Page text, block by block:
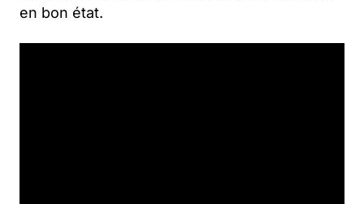
en bon état.